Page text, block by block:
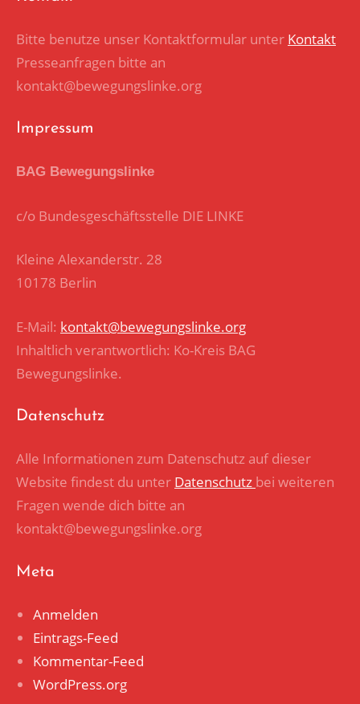
Bitte benutze unser Kontaktformular unter Kontakt
Presseanfragen bitte an
kontakt@bewegungslinke.org
Impressum
BAG Bewegungslinke
c/o Bundesgeschäftsstelle DIE LINKE
Kleine Alexanderstr. 28
10178 Berlin
E-Mail: kontakt@bewegungslinke.org
Inhaltlich verantwortlich: Ko-Kreis BAG
Bewegungslinke.
Datenschutz
Alle Informationen zum Datenschutz auf dieser
Website findest du unter Datenschutz bei weiteren
Fragen wende dich bitte an
kontakt@bewegungslinke.org
Meta
Anmelden
Eintrags-Feed
Kommentar-Feed
WordPress.org